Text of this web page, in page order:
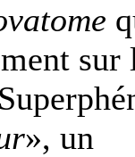
sur
», un